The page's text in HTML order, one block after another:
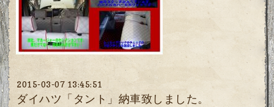
2015-03-07 13:45:51
ダイハツ「タント」納車致しました。